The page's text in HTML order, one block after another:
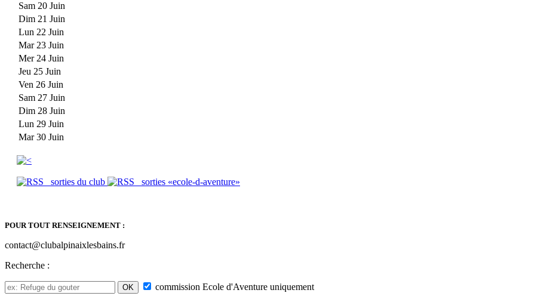
Sam 20 Juin
Dim 21 Juin
Lun 22 Juin
Mar 23 Juin
Mer 24 Juin
Jeu 25 Juin
Ven 26 Juin
Sam 27 Juin
Dim 28 Juin
Lun 29 Juin
Mar 30 Juin
sorties du club sorties «ecole-d-aventure»
POUR TOUT RENSEIGNEMENT :
contact@clubalpinaixlesbains.fr
Recherche :
commission Ecole d'Aventure uniquement